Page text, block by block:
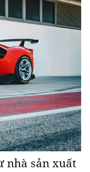
​​nhà sản xuất